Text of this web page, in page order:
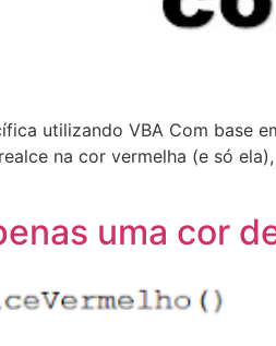
utilizando VBA Com base
na cor vermelha (e só
uma cor